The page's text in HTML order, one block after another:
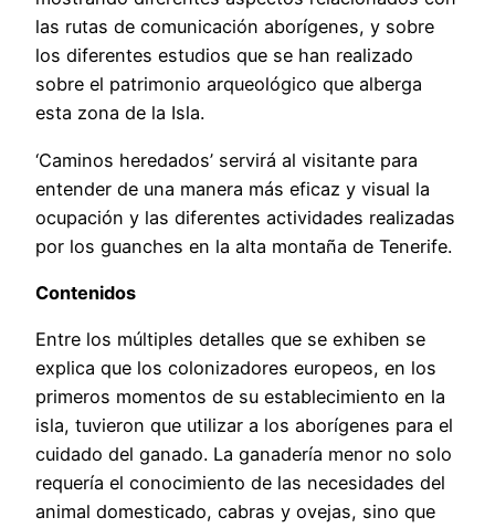
las rutas de comunicación aborígenes, y sobre
los diferentes estudios que se han realizado
sobre el patrimonio arqueológico que alberga
esta zona de la Isla.
‘Caminos heredados’ servirá al visitante para
entender de una manera más eficaz y visual la
ocupación y las diferentes actividades realizadas
por los guanches en la alta montaña de Tenerife.
Contenidos
Entre los múltiples detalles que se exhiben se
explica que los colonizadores europeos, en los
primeros momentos de su establecimiento en la
isla, tuvieron que utilizar a los aborígenes para el
cuidado del ganado. La ganadería menor no solo
requería el conocimiento de las necesidades del
animal domesticado, cabras y ovejas, sino que